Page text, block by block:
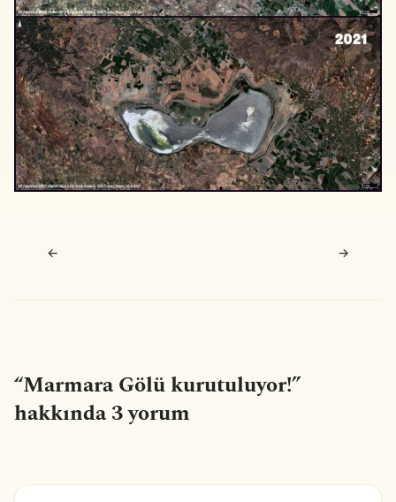
Navigasyon sonrası
← →
“Marmara Gölü kurutuluyor!”
hakkında 3 yorum